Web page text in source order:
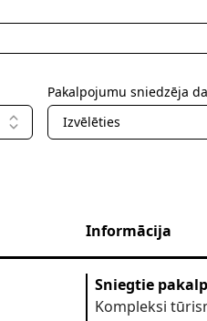
Pakalpojumu sniedzēja
Izvēlēties
Informācija
Sniegtie
Kompleksi